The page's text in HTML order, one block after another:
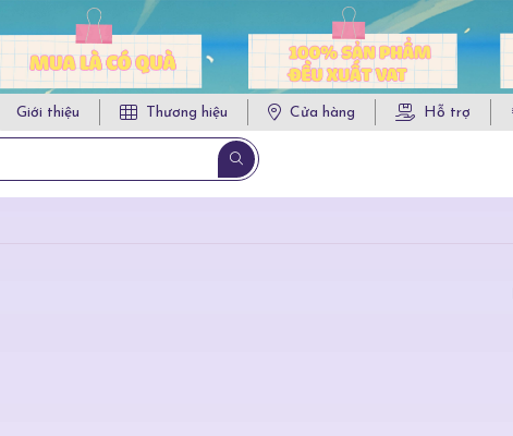
Giới thiệu Thương hiệu Cửa hàng Hỗ trợ